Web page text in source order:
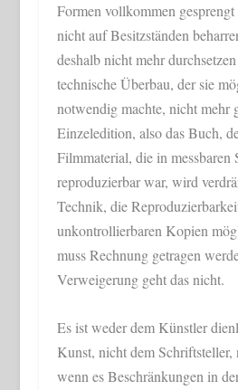
Formen vollkommen
nicht auf Besitzständen
deshalb nicht mehr
technische Überbau, der sie
notwendig machte, nicht mehr
Einzeledition, also das Buch,
Filmmaterial, die in messbaren
reproduzierbar war, wird
Technik, die
unkontrollierbaren Kopien
muss Rechnung getragen
Verweigerung geht das nicht.
Es ist weder dem Künstler
Kunst, nicht dem Schriftsteller,
wenn es Beschränkungen in